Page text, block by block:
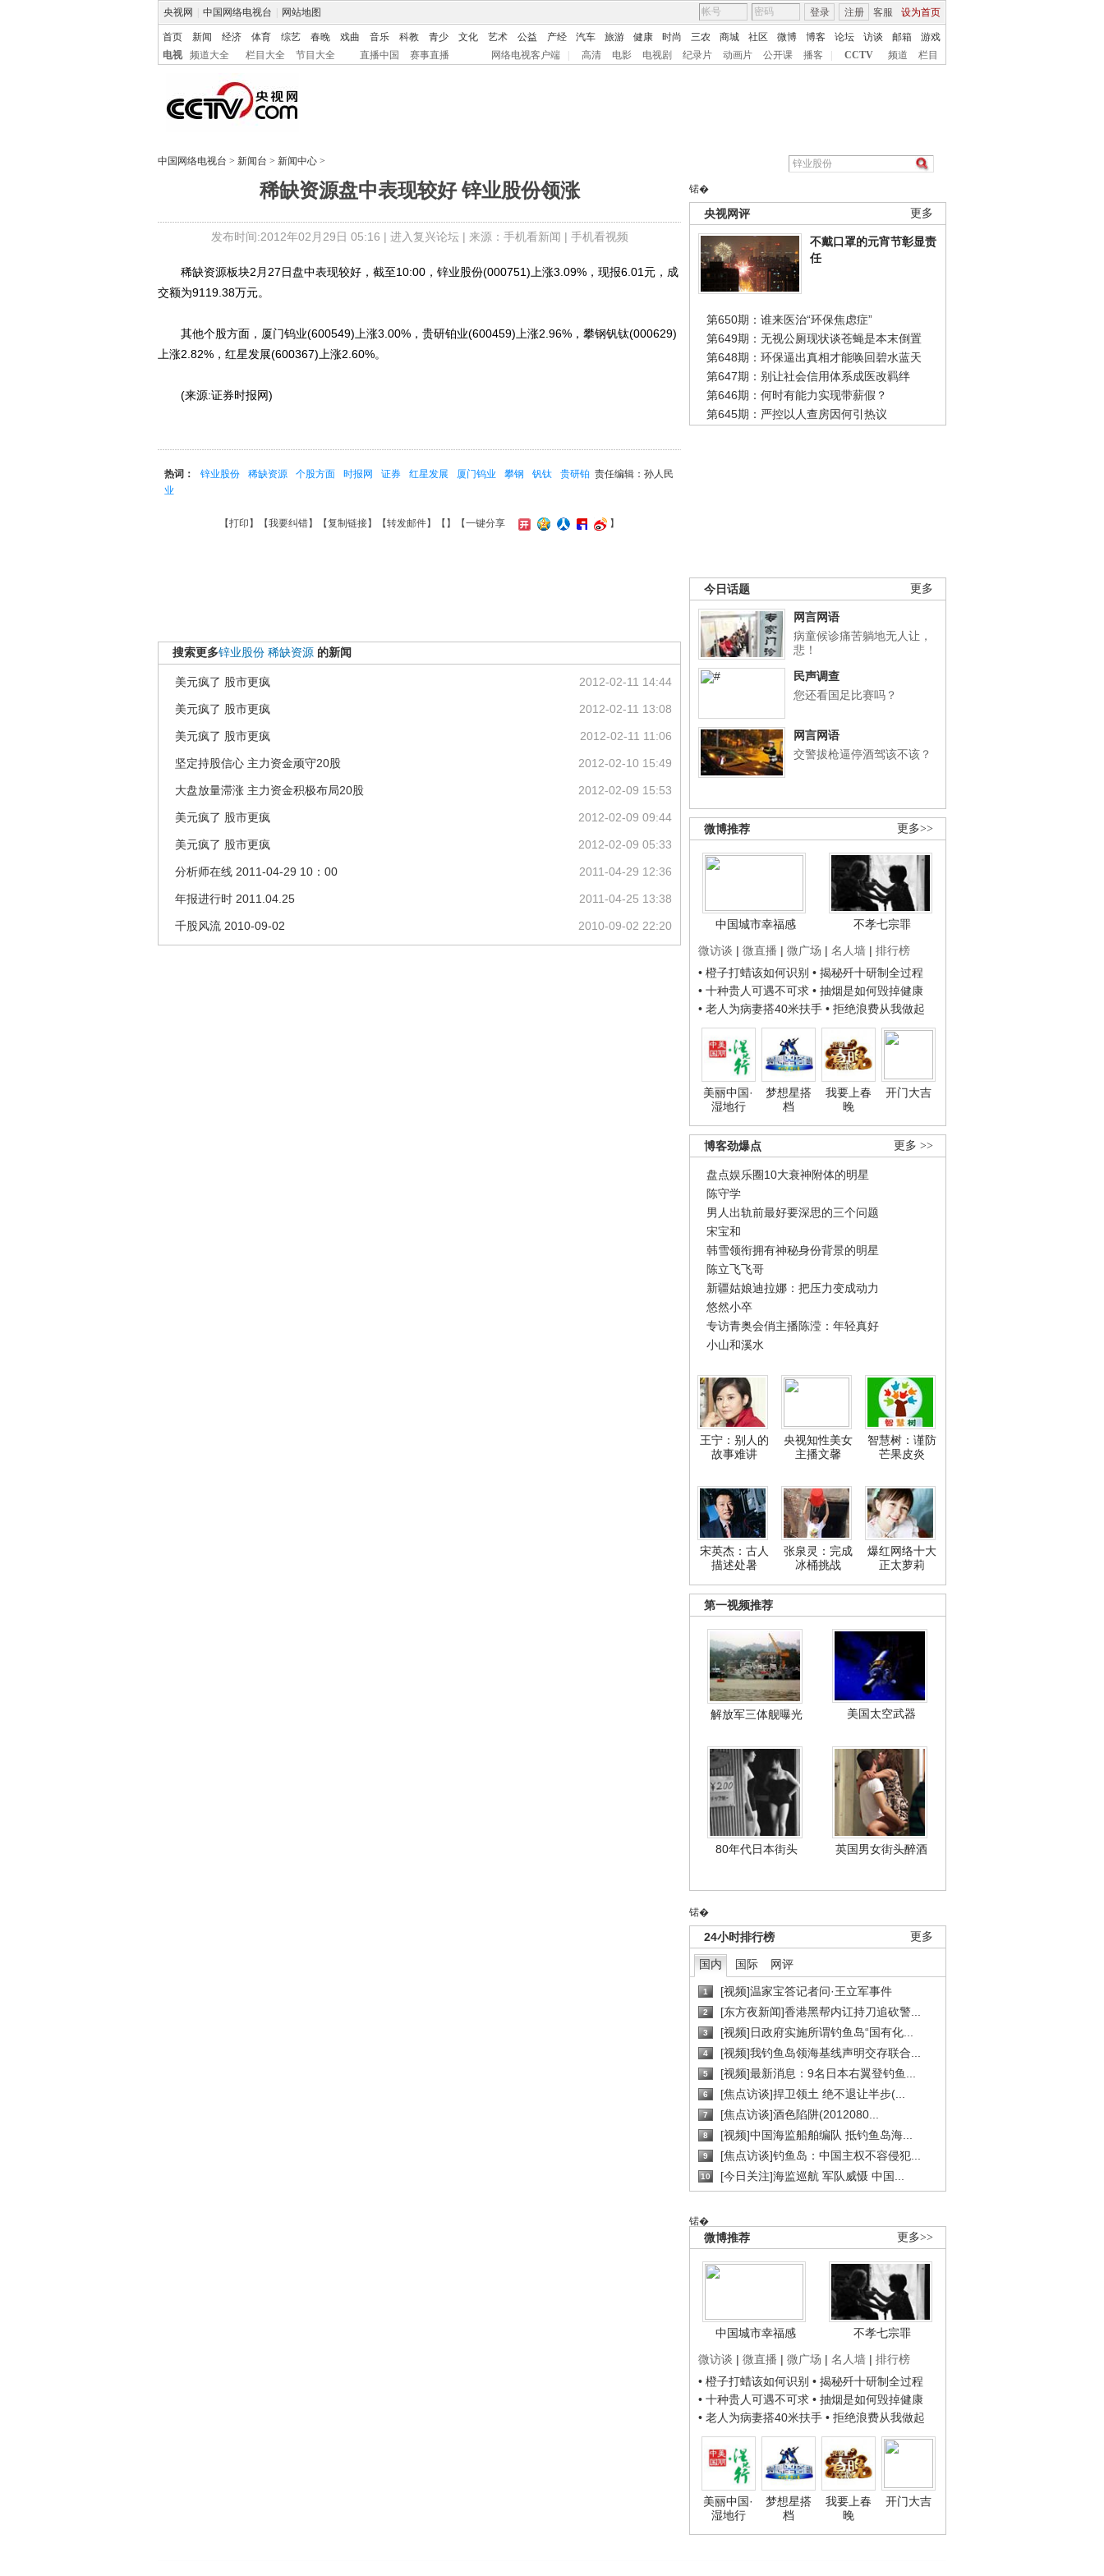
央视网 中国网络电视台 网站地图 客服 设为首页
登录 注册
首页 新闻 经济 体育 综艺 春晚 戏曲 音乐 科教 青少 文化 艺术 公益 产经 汽车 旅游 健康 时尚 三农 商城 社区 微博 博客 论坛 访谈 邮箱
游戏
电视
频道大全 栏目大全 节目大全 直播中国 赛事直播 网络电视客户端 高清 电影 电视剧 纪录片 动画片 公开课 播客 CCTV 频道 栏目
中国网络电视台 > 新闻台 > 新闻中心 >
稀缺资源盘中表现较好 锌业股份领涨
发布时间:2012年02月29日 05:16 | 进入复兴论坛| 来源：手机看新闻 | 手机看视频
锘�
更多
央视网评
不戴口罩的元宵节彰显责
任
第650期：谁来医治“环保焦虑症”
第649期：无视公厕现状谈苍蝇是本末倒置
第648期：环保逼出真相才能唤回碧水蓝天
第647期：别让社会信用体系成医改羁绊
第646期：何时有能力实现带薪假？
第645期：严控以人查房因何引热议
更多
今日话题
网言网语
病童候诊痛苦躺地无人让，
悲！
民声调查
您还看国足比赛吗？
网言网语
交警拔枪逼停酒驾该不该？
更多>>
微博推荐
中国城市幸福感
不孝七宗罪
微访谈 | 微直播 | 微广场 | 名人墙 | 排行榜
• 橙子打蜡该如何识别 • 揭秘歼十研制全过程
• 十种贵人可遇不可求 • 抽烟是如何毁掉健康
• 老人为病妻搭40米扶手 • 拒绝浪费从我做起
美丽中国·
湿地行
梦想星搭
档
我要上春
晚
开门大吉
更多 >>
博客劲爆点
盘点娱乐圈10大衰神附体的明星
陈守学
男人出轨前最好要深思的三个问题
宋宝和
韩雪领衔拥有神秘身份背景的明星
陈立飞飞哥
新疆姑娘迪拉娜：把压力变成动力
悠然小卒
专访青奥会俏主播陈滢：年轻真好
小山和溪水
王宁：别人的
故事难讲
央视知性美女
主播文馨
智慧树：谨防
芒果皮炎
宋英杰：古人
描述处暑
张泉灵：完成
冰桶挑战
爆红网络十大
正太萝莉
第一视频推荐
解放军三体舰曝光 美国太空武器
80年代日本街头 英国男女街头醉酒
锘�
更多
24小时排行榜
国内 国际 网评
1 [视频]温家宝答记者问·王立军事件
2 [东方夜新闻]香港黑帮内讧持刀追砍警...
3 [视频]日政府实施所谓钓鱼岛“国有化...
4 [视频]我钓鱼岛领海基线声明交存联合...
5 [视频]最新消息：9名日本右翼登钓鱼...
6 [焦点访谈]捍卫领土 绝不退让半步(...
7 [焦点访谈]酒色陷阱(2012080...
8 [视频]中国海监船舶编队 抵钓鱼岛海...
9 [焦点访谈]钓鱼岛：中国主权不容侵犯...
10 [今日关注]海监巡航 军队威慑 中国...
锘�
更多>>
微博推荐
中国城市幸福感
不孝七宗罪
微访谈 | 微直播 | 微广场 | 名人墙 | 排行榜
• 橙子打蜡该如何识别 • 揭秘歼十研制全过程
• 十种贵人可遇不可求 • 抽烟是如何毁掉健康
• 老人为病妻搭40米扶手 • 拒绝浪费从我做起
美丽中国·
湿地行
梦想星搭
档
我要上春
晚
开门大吉
稀缺资源板块2月27日盘中表现较好，截至10:00，锌业股份(000751)上涨3.09%，现报6.01元，成
交额为9119.38万元。
其他个股方面，厦门钨业(600549)上涨3.00%，贵研铂业(600459)上涨2.96%，攀钢钒钛(000629)
上涨2.82%，红星发展(600367)上涨2.60%。
(来源:证券时报网)
责任编辑：孙人民
热词： 锌业股份 稀缺资源 个股方面 时报网 证券 红星发展 厦门钨业 攀钢 钒钛
贵研铂
业
【打印 】【我要纠错】【复制链接】【转发邮件】【 】 【一键分享 】
搜索更多锌业股份 稀缺资源 的新闻
2012-02-11 14:44
美元疯了 股市更疯
2012-02-11 13:08
美元疯了 股市更疯
2012-02-11 11:06
美元疯了 股市更疯
2012-02-10 15:49
坚定持股信心 主力资金顽守20股
2012-02-09 15:53
大盘放量滞涨 主力资金积极布局20股
2012-02-09 09:44
美元疯了 股市更疯
2012-02-09 05:33
美元疯了 股市更疯
2011-04-29 12:36
分析师在线 2011-04-29 10：00
2011-04-25 13:38
年报进行时 2011.04.25
2010-09-02 22:20
千股风流 2010-09-02